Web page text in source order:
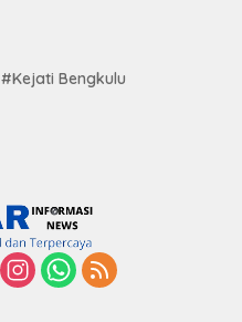
#Kejati Bengkulu